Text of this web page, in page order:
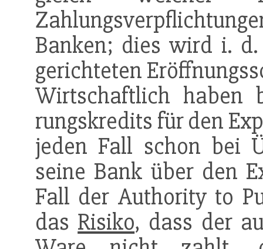
Banken; dies wird i.
gerichteten
Wirtschaftlich haben
rungskredits für den
jeden Fall schon bei
seine Bank über den
Fall der Authority to
das Risiko, dass der